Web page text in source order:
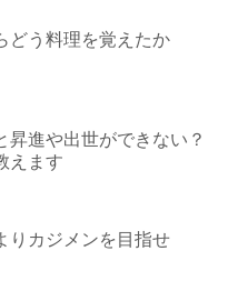
どう料理を覚えたか
昇進や出世ができない？
えます
りカジメンを目指せ